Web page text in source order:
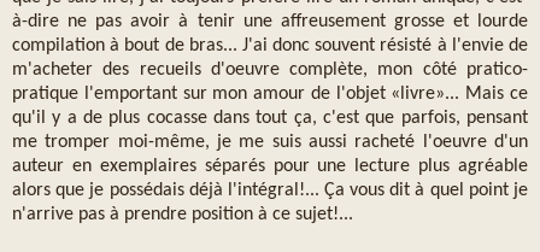
à-dire ne pas avoir à tenir une affreusement grosse et lourde
compilation à bout de bras... J'ai donc souvent résisté à l'envie de
m'acheter des recueils d'oeuvre complète, mon côté pratico-
pratique l'emportant sur mon amour de l'objet «livre»... Mais ce
qu'il y a de plus cocasse dans tout ça, c'est que parfois, pensant
me tromper moi-même, je me suis aussi racheté l'oeuvre d'un
auteur en exemplaires séparés pour une lecture plus agréable
alors que je possédais déjà l'intégral!... Ça vous dit à quel point je
n'arrive pas à prendre position à ce sujet!...